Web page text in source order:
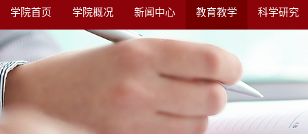
学院首页 学院概况 新闻中心 教育教学 科学研究